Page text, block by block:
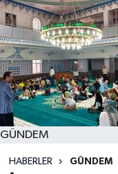
GÜNDEM
HABERLER GÜNDEM